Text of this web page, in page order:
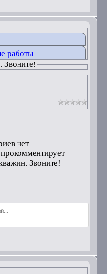
работы
Звоните!
нет
Звоните!